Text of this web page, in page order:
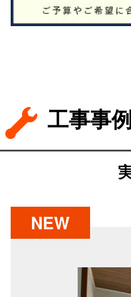
工事事
NEW